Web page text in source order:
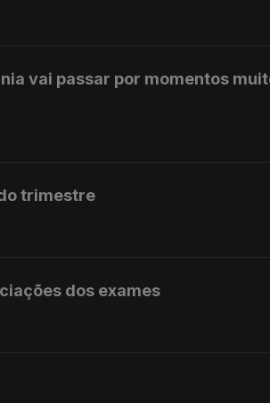
vai passar por momentos
trimestre
dos exames